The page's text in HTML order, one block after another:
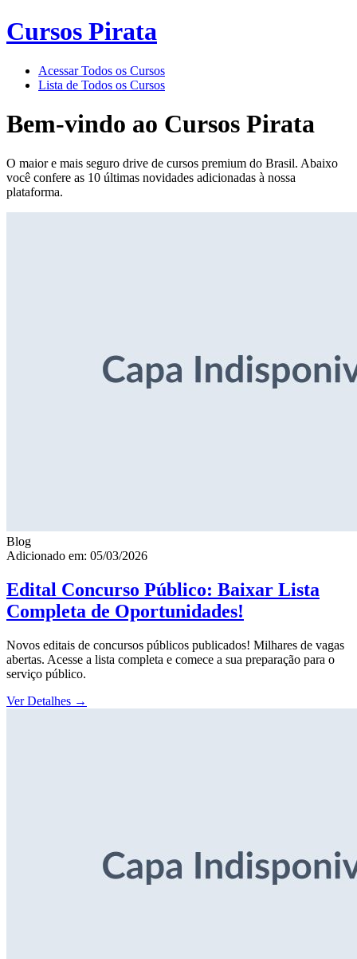
Cursos Pirata
Acessar Todos os Cursos
Lista de Todos os Cursos
Bem-vindo ao Cursos Pirata
O maior e mais seguro drive de cursos premium do Brasil. Abaixo
você confere as 10 últimas novidades adicionadas à nossa
plataforma.
Blog
Adicionado em: 05/03/2026
Edital Concurso Público: Baixar Lista
Completa de Oportunidades!
Novos editais de concursos públicos publicados! Milhares de vagas
abertas. Acesse a lista completa e comece a sua preparação para o
serviço público.
Ver Detalhes →